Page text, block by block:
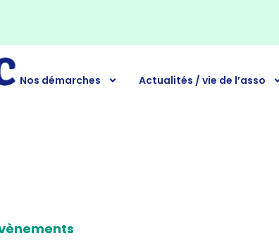
Nos démarches Actualités / vie de l’asso